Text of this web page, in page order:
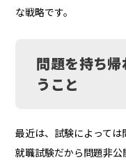
な戦略です。
問題を持ち
うこと
最近は、試験によっては
就職試験だから問題非